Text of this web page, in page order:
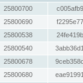
25800700
25800690
25800538
25800540
25800678
25800680